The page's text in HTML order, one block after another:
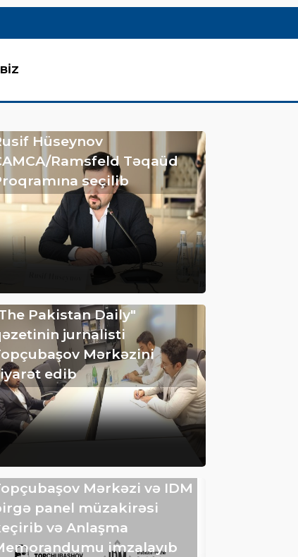
Hüseynov
Ramsfeld Təqaüd
seçilib
Pakistan Daily"
jurnalisti
Mərkəzini
edib
Mərkəzi və IDM
panel müzakirəsi
və Anlaşma
imzalayıb